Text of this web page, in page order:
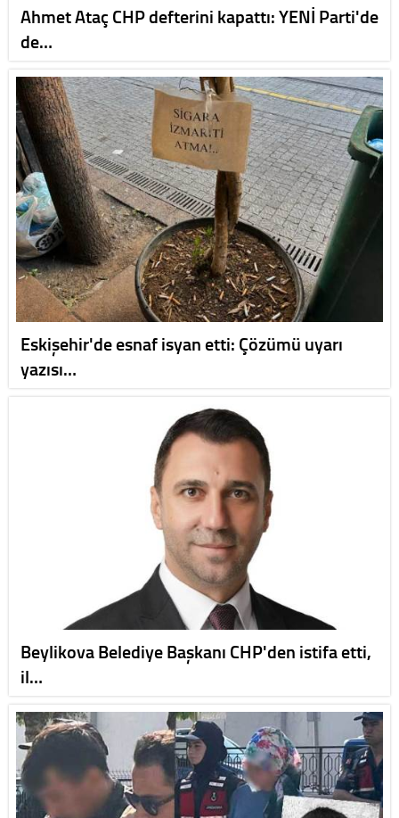
Ahmet Ataç CHP defterini kapattı: YENİ Parti'de
de…
Eskişehir'de esnaf isyan etti: Çözümü uyarı
yazısı…
Beylikova Belediye Başkanı CHP'den istifa etti,
il…